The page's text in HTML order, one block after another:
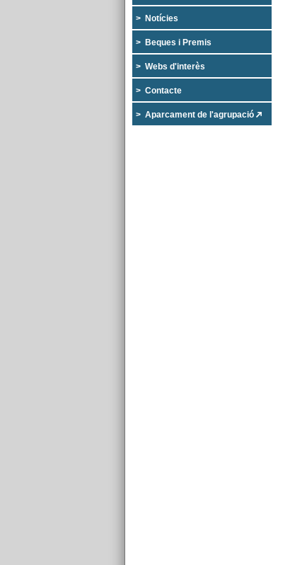
> Notícies
> Beques i Premis
> Webs d'interès
> Contacte
> Aparcament de l'agrupació